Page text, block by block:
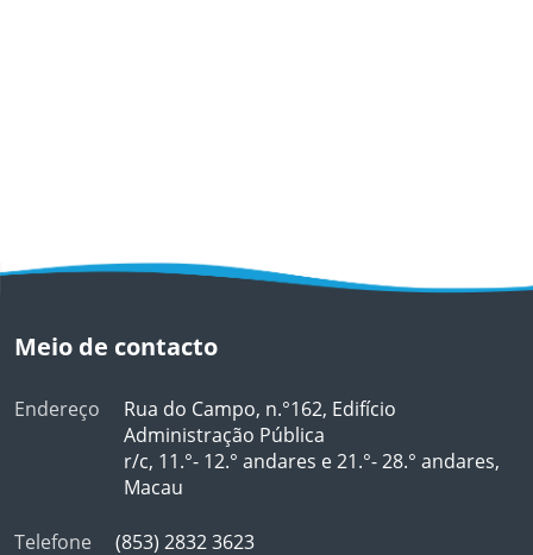
Meio de contacto
Endereço
Rua do Campo, n.°162, Edifício
Administração Pública
r/c, 11.°- 12.° andares e 21.°- 28.° andares,
Macau
Telefone (853) 2832 3623